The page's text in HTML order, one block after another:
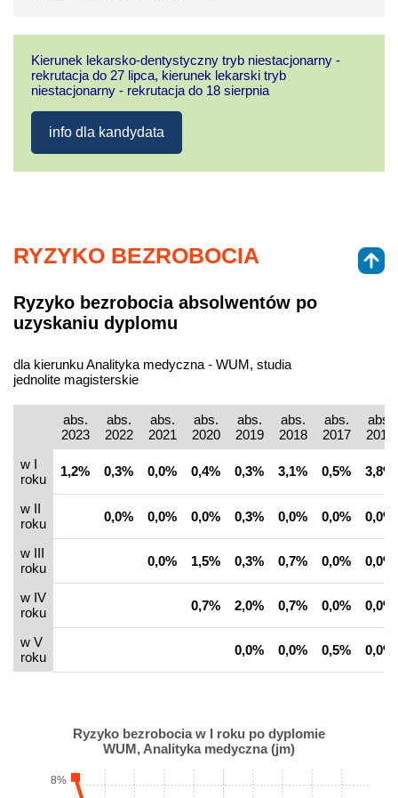
Kierunek lekarsko-dentystyczny tryb niestacjonarny -
rekrutacja do 27 lipca, kierunek lekarski tryb
niestacjonarny - rekrutacja do 18 sierpnia
info dla kandydata
RYZYKO BEZROBOCIA
Ryzyko bezrobocia absolwentów po
uzyskaniu dyplomu
dla kierunku Analityka medyczna - WUM, studia
jednolite magisterskie
abs.
2023
abs.
2022
abs.
2021
abs.
2020
abs.
2019
abs.
2018
abs.
2017
abs.
2016
w I
roku
1,2% 0,3% 0,0% 0,4% 0,3% 3,1% 0,5% 3,8%
w II
roku
0,0% 0,0% 0,0% 0,3% 0,0% 0,0% 0,0%
w III
roku
0,0% 1,5% 0,3% 0,7% 0,0% 0,0%
w IV
roku
0,7% 2,0% 0,7% 0,0% 0,0%
w V
roku
0,0% 0,0% 0,5% 0,0%
Ryzyko bezrobocia w I roku po dyplomie
WUM, Analityka medyczna (jm)
8%